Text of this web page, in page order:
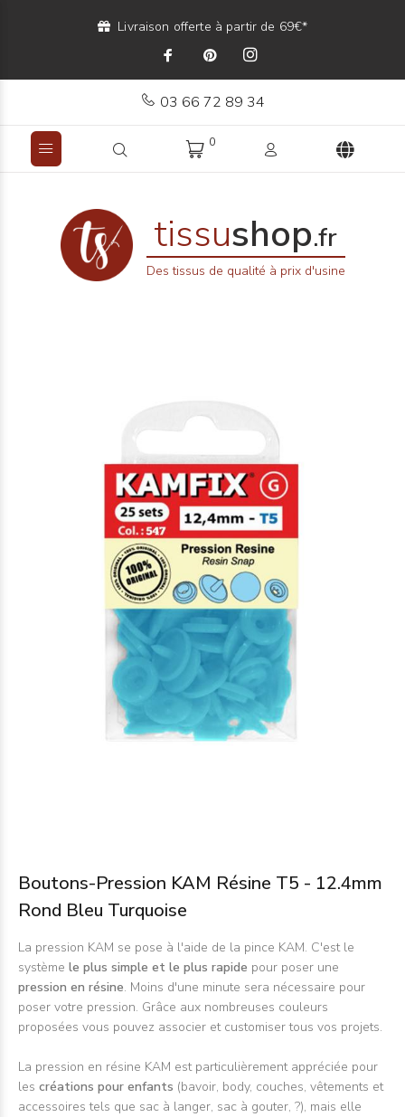
Livraison offerte à partir de 69€*
03 66 72 89 34
0
tissushop.fr
Des tissus de qualité à prix d'usine
Boutons-Pression KAM Résine T5 - 12.4mm
Rond Bleu Turquoise
La pression KAM se pose à l'aide de la pince KAM. C'est le
système le plus simple et le plus rapide pour poser une
pression en résine. Moins d'une minute sera nécessaire pour
poser votre pression. Grâce aux nombreuses couleurs
proposées vous pouvez associer et customiser tous vos projets.
La pression en résine KAM est particulièrement appréciée pour
les créations pour enfants (bavoir, body, couches, vêtements et
accessoires tels que sac à langer, sac à gouter, ?), mais elle